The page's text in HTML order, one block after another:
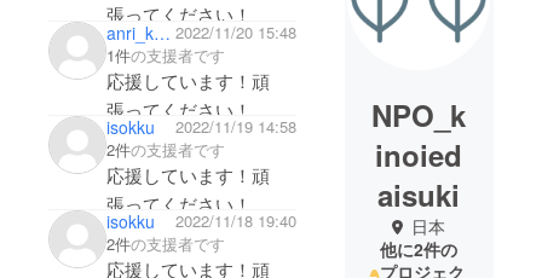
張ってください！
anri_kuma 2022/11/20 15:48
1件の支援者です
応援しています！頑
張ってください！
isokku
2022/11/19 14:58
2件の支援者です
応援しています！頑
張ってください！
isokku
2022/11/18 19:40
2件の支援者です
応援しています！頑
NPO_k
inoied
aisuki
日本
他に2件の
プロジェク